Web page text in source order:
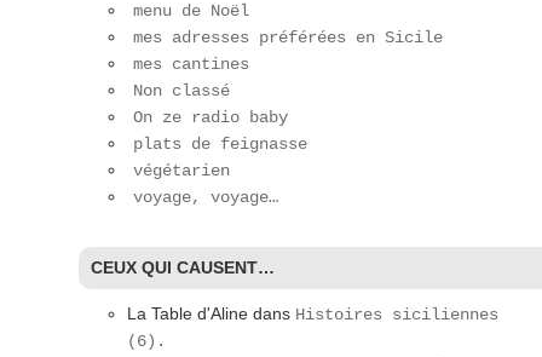
menu de Noël
mes adresses préférées en Sicile
mes cantines
Non classé
On ze radio baby
plats de feignasse
végétarien
voyage, voyage…
CEUX QUI CAUSENT…
La Table d'Aline dans Histoires siciliennes
(6).